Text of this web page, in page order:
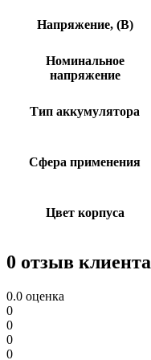
Напряжение, (В)
Номинальное
напряжение
Тип аккумулятора
Сфера применения
Цвет корпуса
0 отзыв клиента
0.0 оценка
0
0
0
0